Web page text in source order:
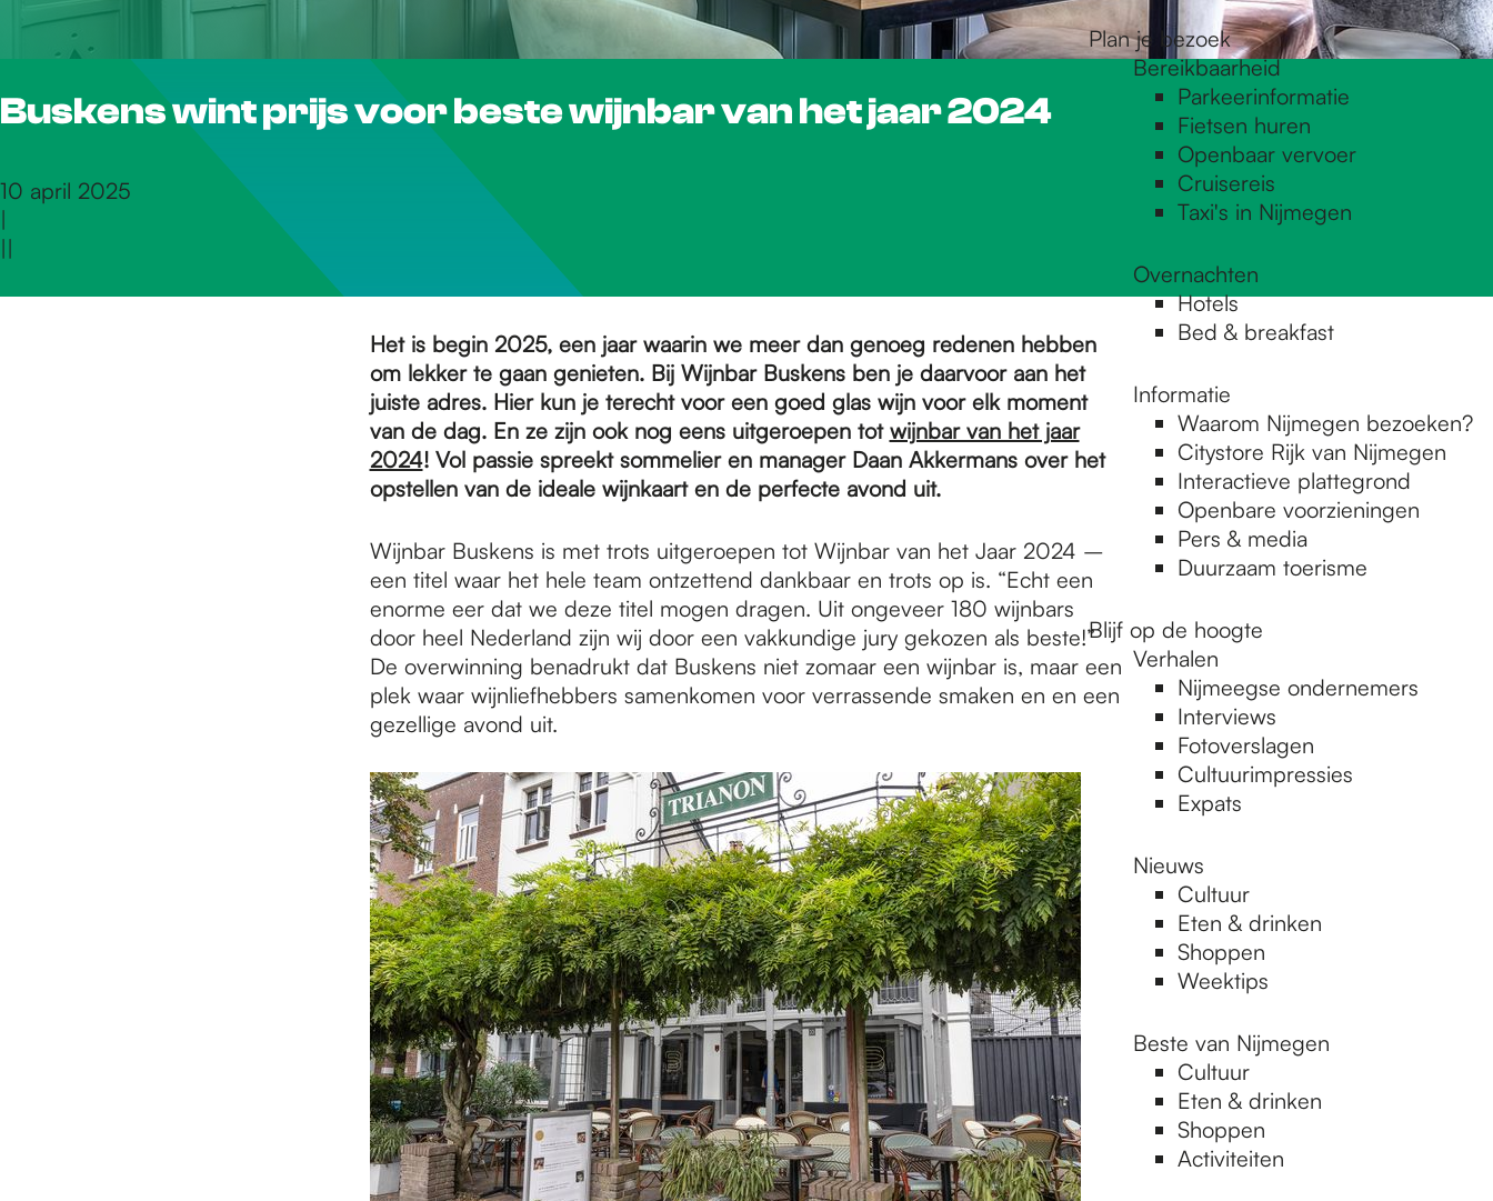
Plan je bezoek
Bereikbaarheid
Parkeerinformatie
Fietsen huren
Openbaar vervoer
Cruisereis
Taxi's in Nijmegen
Overnachten
Hotels
Bed & breakfast
Informatie
Waarom Nijmegen bezoeken?
Citystore Rijk van Nijmegen
Interactieve plattegrond
Openbare voorzieningen
Pers & media
Duurzaam toerisme
Blijf op de hoogte
Verhalen
Nijmeegse ondernemers
Interviews
Fotoverslagen
Cultuurimpressies
Expats
Nieuws
Cultuur
Eten & drinken
Shoppen
Weektips
Beste van Nijmegen
Cultuur
Eten & drinken
Shoppen
Activiteiten
Buskens wint prijs voor beste wijnbar van het jaar 2024
10 april 2025
|
||
Het is begin 2025, een jaar waarin we meer dan genoeg redenen hebben
om lekker te gaan genieten. Bij Wijnbar Buskens ben je daarvoor aan het
juiste adres. Hier kun je terecht voor een goed glas wijn voor elk moment
van de dag. En ze zijn ook nog eens uitgeroepen tot wijnbar van het jaar
2024! Vol passie spreekt sommelier en manager Daan Akkermans over het
opstellen van de ideale wijnkaart en de perfecte avond uit.
Wijnbar Buskens is met trots uitgeroepen tot Wijnbar van het Jaar 2024 –
een titel waar het hele team ontzettend dankbaar en trots op is. “Echt een
enorme eer dat we deze titel mogen dragen. Uit ongeveer 180 wijnbars
door heel Nederland zijn wij door een vakkundige jury gekozen als beste!”
De overwinning benadrukt dat Buskens niet zomaar een wijnbar is, maar een
plek waar wijnliefhebbers samenkomen voor verrassende smaken en en een
gezellige avond uit.